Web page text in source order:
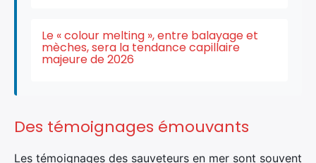
Le « colour melting », entre balayage et
mèches, sera la tendance capillaire
majeure de 2026
Des témoignages émouvants
Les témoignages des sauveteurs en mer sont souvent